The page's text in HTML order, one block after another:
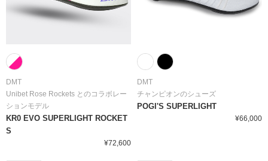
DMT
Unibet Rose Rockets とのコラボレー
ションモデル
KR0 EVO SUPERLIGHT ROCKET
S
¥72,600
DMT
チャンピオンのシューズ
POGI'S SUPERLIGHT
¥66,000